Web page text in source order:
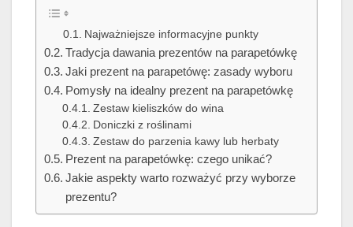
Najważniejsze informacyjne punkty
Tradycja dawania prezentów na parapetówkę
Jaki prezent na parapetówę: zasady wyboru
Pomysły na idealny prezent na parapetówkę
Zestaw kieliszków do wina
Doniczki z roślinami
Zestaw do parzenia kawy lub herbaty
Prezent na parapetówkę: czego unikać?
Jakie aspekty warto rozważyć przy wyborze
prezentu?